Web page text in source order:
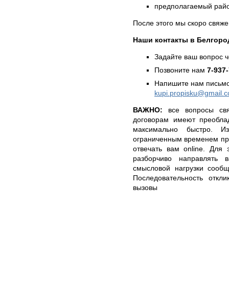
предполагаемый
После этого мы скоро
Наши контакты в
Задайте ваш вопрос
Позвоните нам 7-
Напишите нам
ВАЖНО: все вопросы
договорам имеют
максимально быстро.
ограниченным временем
отвечать вам online. Для
разборчиво
смысловой нагрузки
Последовательность
вызовы